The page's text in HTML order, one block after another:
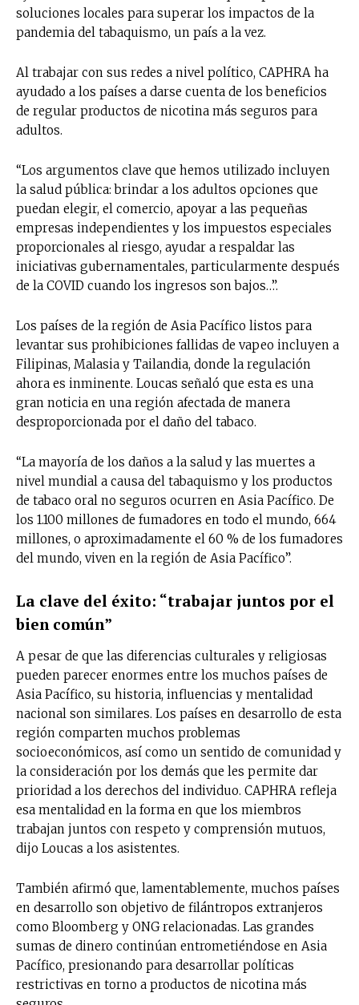
soluciones locales para superar los impactos de la
pandemia del tabaquismo, un país a la vez.
Al trabajar con sus redes a nivel político, CAPHRA ha
ayudado a los países a darse cuenta de los beneficios
de regular productos de nicotina más seguros para
adultos.
“Los argumentos clave que hemos utilizado incluyen
la salud pública: brindar a los adultos opciones que
puedan elegir, el comercio, apoyar a las pequeñas
empresas independientes y los impuestos especiales
proporcionales al riesgo, ayudar a respaldar las
iniciativas gubernamentales, particularmente después
de la COVID cuando los ingresos son bajos…”.
Los países de la región de Asia Pacífico listos para
levantar sus prohibiciones fallidas de vapeo incluyen a
Filipinas, Malasia y Tailandia, donde la regulación
ahora es inminente. Loucas señaló que esta es una
gran noticia en una región afectada de manera
desproporcionada por el daño del tabaco.
“La mayoría de los daños a la salud y las muertes a
nivel mundial a causa del tabaquismo y los productos
de tabaco oral no seguros ocurren en Asia Pacífico. De
los 1.100 millones de fumadores en todo el mundo, 664
millones, o aproximadamente el 60 % de los fumadores
del mundo, viven en la región de Asia Pacífico”.
La clave del éxito: “trabajar juntos por el
bien común”
A pesar de que las diferencias culturales y religiosas
pueden parecer enormes entre los muchos países de
Asia Pacífico, su historia, influencias y mentalidad
nacional son similares. Los países en desarrollo de esta
región comparten muchos problemas
socioeconómicos, así como un sentido de comunidad y
la consideración por los demás que les permite dar
prioridad a los derechos del individuo. CAPHRA refleja
esa mentalidad en la forma en que los miembros
trabajan juntos con respeto y comprensión mutuos,
dijo Loucas a los asistentes.
También afirmó que, lamentablemente, muchos países
en desarrollo son objetivo de filántropos extranjeros
como Bloomberg y ONG relacionadas. Las grandes
sumas de dinero continúan entrometiéndose en Asia
Pacífico, presionando para desarrollar políticas
restrictivas en torno a productos de nicotina más